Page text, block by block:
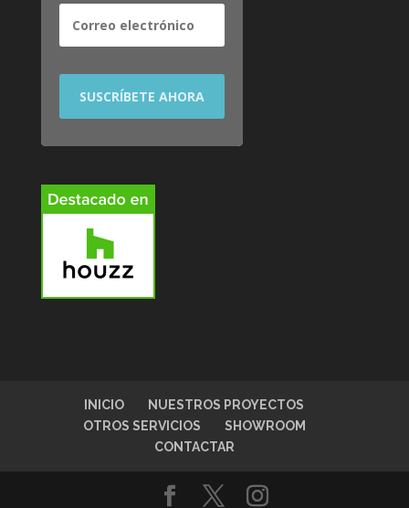
INICIO
NUESTROS PROYECTOS
OTROS SERVICIOS
SHOWROOM
CONTACTAR